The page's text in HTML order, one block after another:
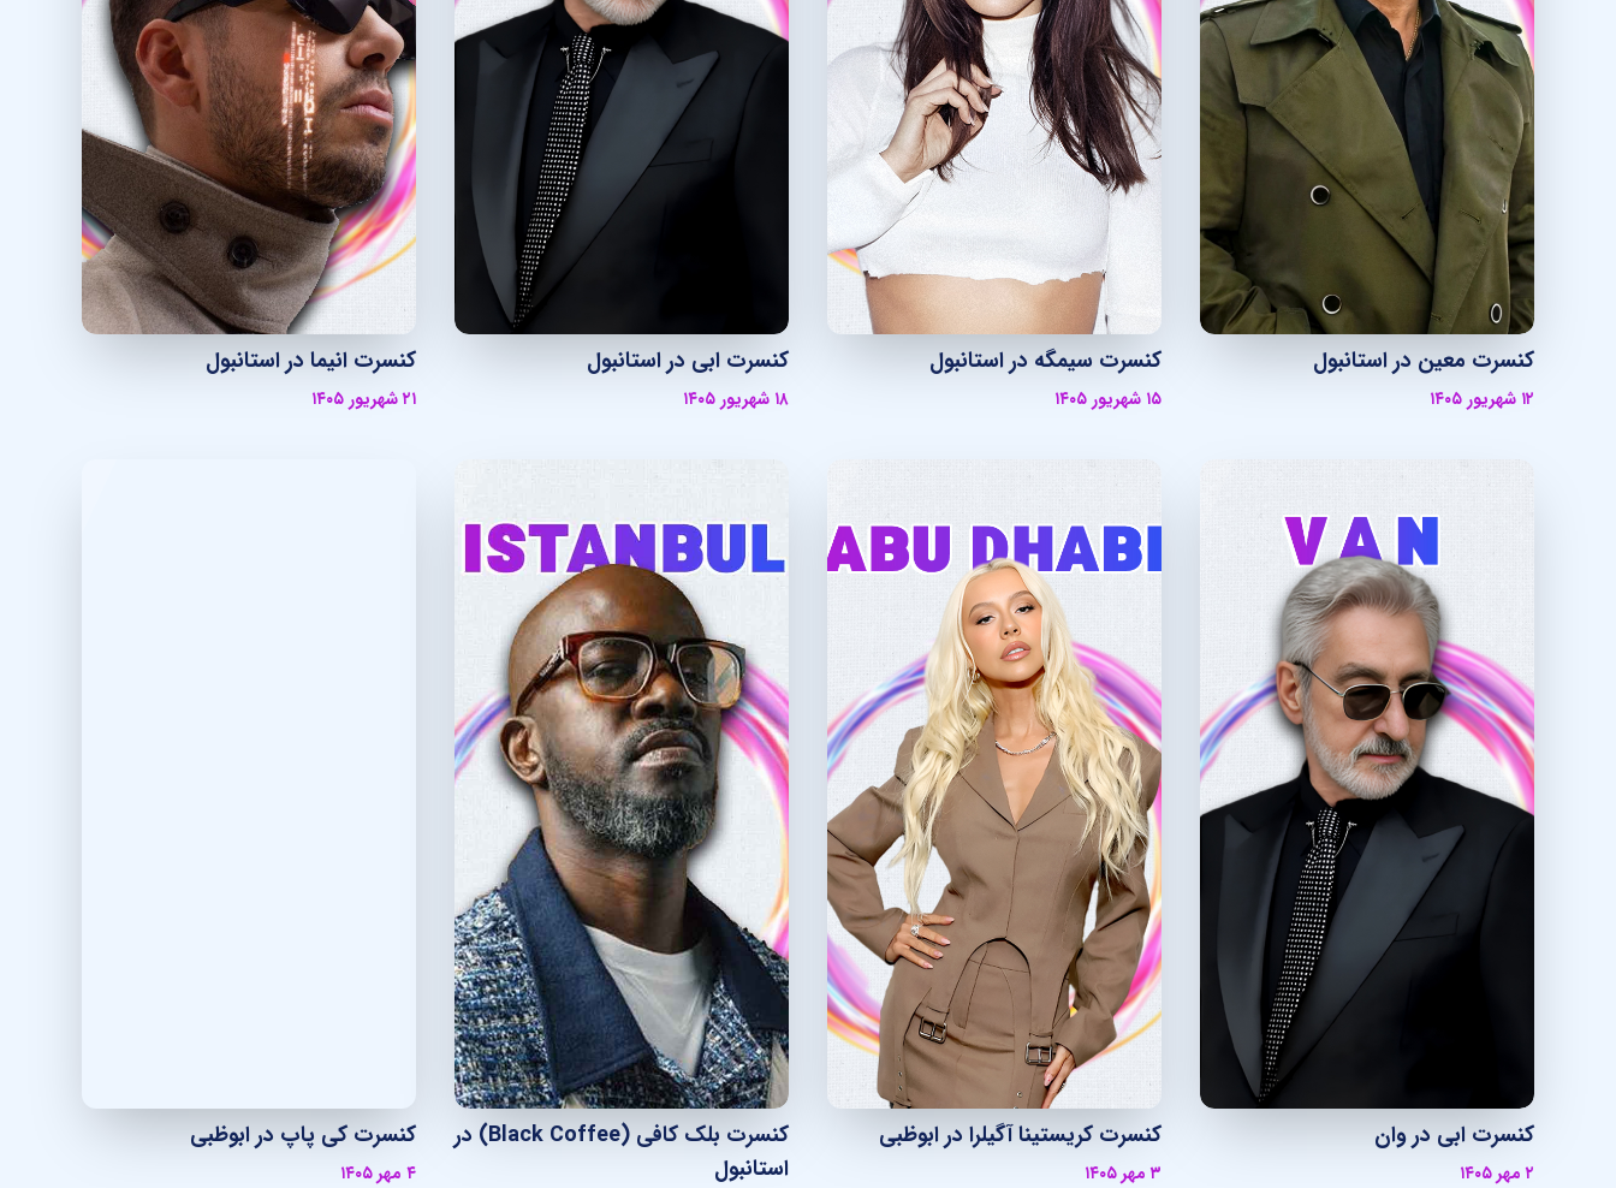
کنسرت معین در استانبول
۱۲ شهریور ۱۴۰۵
کنسرت سیمگه در استانبول
۱۵ شهریور ۱۴۰۵
کنسرت ابی در استانبول
۱۸ شهریور ۱۴۰۵
کنسرت انیما در استانبول
۲۱ شهریور ۱۴۰۵
کنسرت ابی در وان
۲ مهر ۱۴۰۵
کنسرت کریستینا آگیلرا در ابوظبی
۳ مهر ۱۴۰۵
کنسرت بلک کافی (Black Coffee) در
استانبول
کنسرت کی پاپ در ابوظبی
۴ مهر ۱۴۰۵